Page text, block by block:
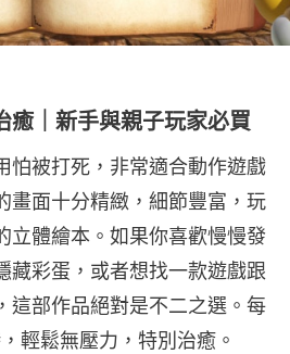
癒｜新手與親子玩家必買
怕被打死，非常適合動作遊戲
畫面十分精緻，細節豐富，玩
立體繪本。如果你喜歡慢慢發
藏彩蛋，或者想找一款遊戲跟
這部作品絕對是不二之選。每
輕鬆無壓力，特別治癒。